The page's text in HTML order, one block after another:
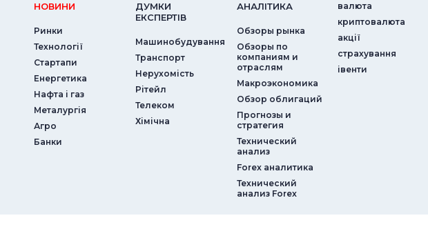
НОВИНИ
Ринки
Технології
Стартапи
Енергетика
Нафта і газ
Металургія
Агро
Банки
ДУМКИ
ЕКСПЕРТIВ
Машинобудування
Транспорт
Нерухомість
Рітейл
Телеком
Хімічна
АНАЛIТИКА
Обзоры рынка
Обзоры по
компаниям и
отраслям
Макроэкономика
Обзор облигаций
Прогнозы и
стратегия
Технический
анализ
Forex аналитика
Технический
анализ Forex
валюта
криптовалюта
акції
страхування
iвенти